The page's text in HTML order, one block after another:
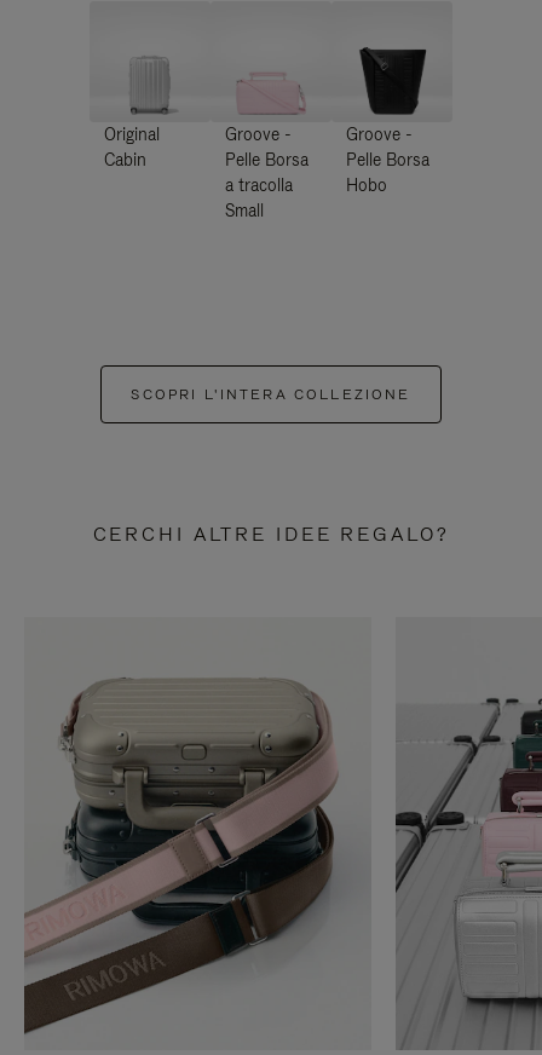
Original
Cabin
Groove -
Pelle Borsa
a tracolla
Small
Groove -
Pelle Borsa
Hobo
SCOPRI L'INTERA COLLEZIONE
CERCHI ALTRE IDEE REGALO?